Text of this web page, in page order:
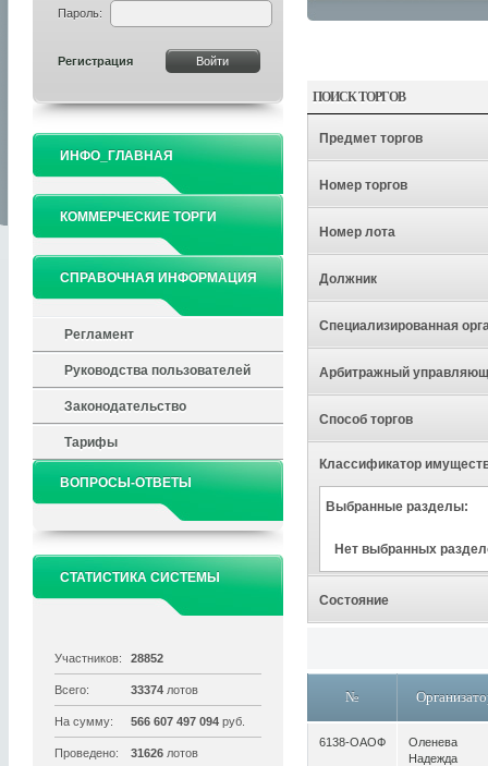
Пароль:
Регистрация
ИНФО_ГЛАВНАЯ
КОММЕРЧЕСКИЕ ТОРГИ
СПРАВОЧНАЯ ИНФОРМАЦИЯ
Регламент
Руководства пользователей
Законодательство
Тарифы
ВОПРОСЫ-ОТВЕТЫ
СТАТИСТИКА СИСТЕМЫ
Участников: 28852
Всего: 33374 лотов
На сумму: 566 607 497 094 руб.
Проведено: 31626 лотов
ПОИСК ТОРГОВ
Предмет торгов
Номер торгов
Номер лота
Должник
Специализированная
Арбитражный
Способ торгов
Классификатор
Выбранные разделы:
Нет выбранных
Состояние
№
6138-ОАОФ
Оленева
Надежда